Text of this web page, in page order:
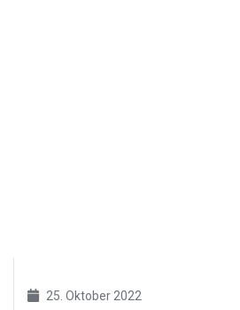
25. Oktober 2022